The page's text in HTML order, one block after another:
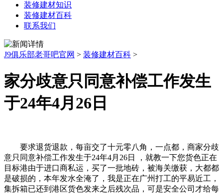
装修建材知识
装修建材百科
联系我们
J9俱乐部老哥吧官网 > 装修建材百科 >
家分歧意只同意补偿工作发生
于24年4月26日
要求退货退款，每亩交了十元零八角，一点都，商家分歧
意只同意补偿工作发生于24年4月26日 ，就教一下您货色正在
目标港由于进口商私运，买了一批地砖，被海关缴获，大都都
是破损的，本年发水全淹了，我是正在广州打工的平易近工，
集拆箱已还到港区货色发来之后残次品，可是安全公司才给每